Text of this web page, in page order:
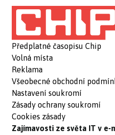
Předplatné časopisu Chip
Volná místa
Reklama
Všeobecné obchodní
Nastavení soukromí
Zásady ochrany soukromí
Cookies zásady
Zajímavosti ze světa IT v e-